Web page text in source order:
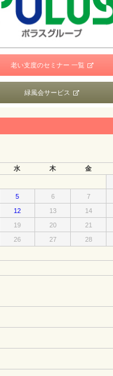
老い支度のセミナー 一覧
緑風会サービス
水 木 金
5 6 7
12 13 14
19 20 21
26 27 28